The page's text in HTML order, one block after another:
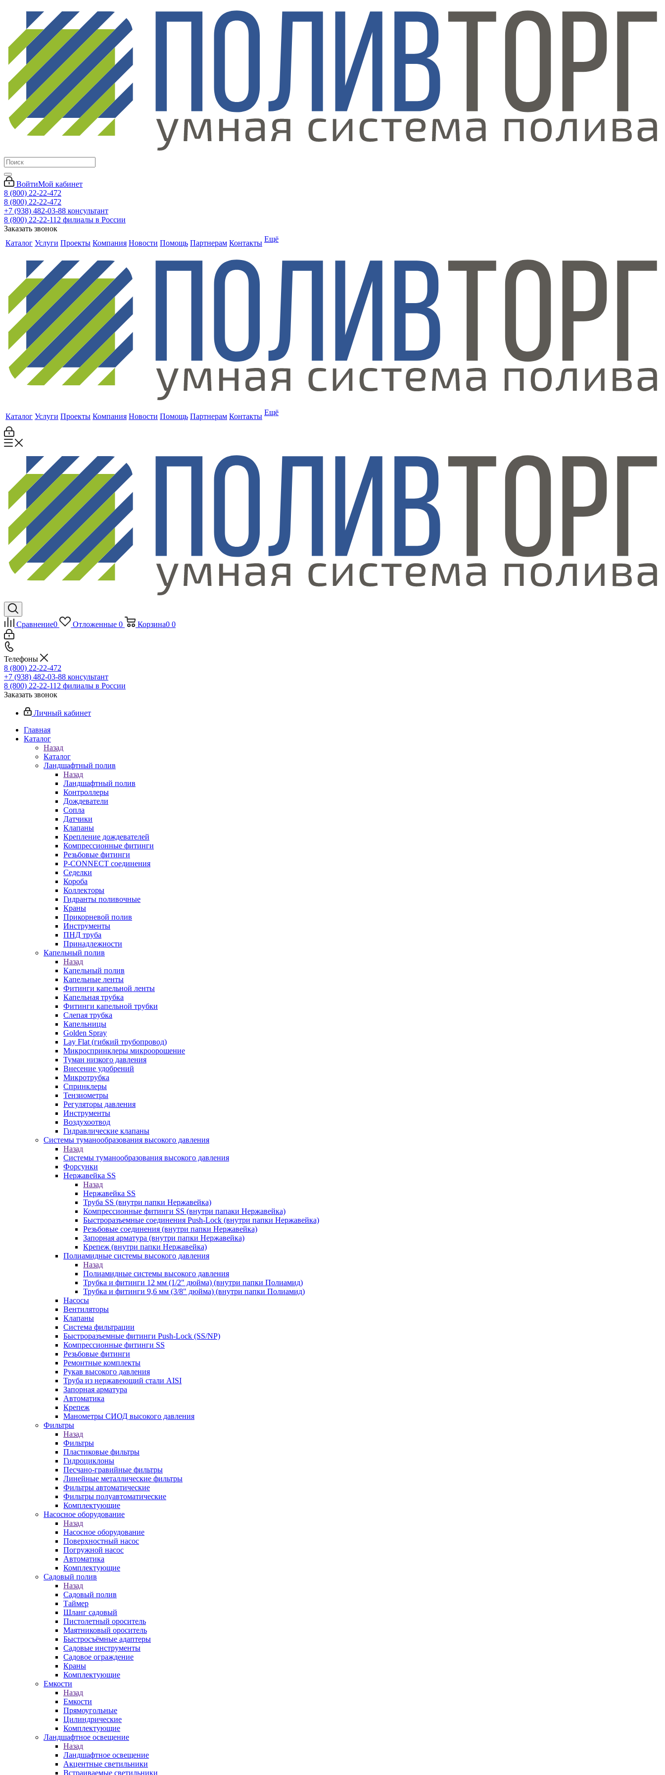
ВойтиМой кабинет
8 (800) 22-22-472
8 (800) 22-22-472
+7 (938) 482-03-88 консультант
8 (800) 22-22-112 филиалы в России
Заказать звонок
Каталог Услуги Проекты Компания Новости Помощь Партнерам Контакты Ещё
Каталог Услуги Проекты Компания Новости Помощь Партнерам Контакты Ещё
Сравнение0 Отложенные 0 Корзина0 0
Телефоны
8 (800) 22-22-472
+7 (938) 482-03-88 консультант
8 (800) 22-22-112 филиалы в России
Заказать звонок
Личный кабинет
Главная
Каталог
Назад
Каталог
Ландшафтный полив
Назад
Ландшафтный полив
Контроллеры
Дождеватели
Сопла
Датчики
Клапаны
Крепление дождевателей
Компрессионные фитинги
Резьбовые фитинги
P-CONNECT соединения
Седелки
Короба
Коллекторы
Гидранты поливочные
Краны
Прикорневой полив
Инструменты
ПНД труба
Принадлежности
Капельный полив
Назад
Капельный полив
Капельные ленты
Фитинги капельной ленты
Капельная трубка
Фитинги капельной трубки
Слепая трубка
Капельницы
Golden Spray
Lay Flat (гибкий трубопровод)
Микроспринклеры микроорошение
Туман низкого давления
Внесение удобрений
Микротрубка
Спринклеры
Тензиометры
Регуляторы давления
Инструменты
Воздухоотвод
Гидравлические клапаны
Системы туманообразования высокого давления
Назад
Системы туманообразования высокого давления
Форсунки
Нержавейка SS
Назад
Нержавейка SS
Труба SS (внутри папки Нержавейка)
Компрессионные фитинги SS (внутри папаки Нержавейка)
Быстроразъемные соединения Push-Lock (внутри папки Нержавейка)
Резьбовые соединения (внутри папки Нержавейка)
Запорная арматура (внутри папки Нержавейка)
Крепеж (внутри папки Нержавейка)
Полиамидные системы высокого давления
Назад
Полиамидные системы высокого давления
Трубка и фитинги 12 мм (1/2" дюйма) (внутри папки Полиамид)
Трубка и фитинги 9,6 мм (3/8" дюйма) (внутри папки Полиамид)
Насосы
Вентиляторы
Клапаны
Система фильтрации
Быстроразъемные фитинги Push-Lock (SS/NP)
Компрессионные фитинги SS
Резьбовые фитинги
Ремонтные комплекты
Рукав высокого давления
Труба из нержавеющий стали AISI
Запорная арматура
Автоматика
Крепеж
Манометры СИОД высокого давления
Фильтры
Назад
Фильтры
Пластиковые фильтры
Гидроциклоны
Песчано-гравийные фильтры
Линейные металлические фильтры
Фильтры автоматические
Фильтры полуавтоматические
Комплектующие
Насосное оборудование
Назад
Насосное оборудование
Поверхностный насос
Погружной насос
Автоматика
Комплектующие
Садовый полив
Назад
Садовый полив
Таймер
Шланг садовый
Пистолетный ороситель
Маятниковый ороситель
Быстросъёмные адаптеры
Садовые инструменты
Садовое ограждение
Краны
Комплектующие
Емкости
Назад
Емкости
Прямоугольные
Цилиндрические
Комплектующие
Ландшафтное освещение
Назад
Ландшафтное освещение
Акцентные светильники
Встраиваемые светильники